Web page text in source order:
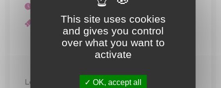
Gratuit
Spectacle
Le réseau des bibliothèques vous propose un
This site uses cookies
and gives you control
over what you want to
activate
OK, accept all